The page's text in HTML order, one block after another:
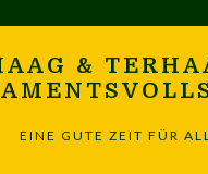
&
EINE GUTE ZEIT FÜR